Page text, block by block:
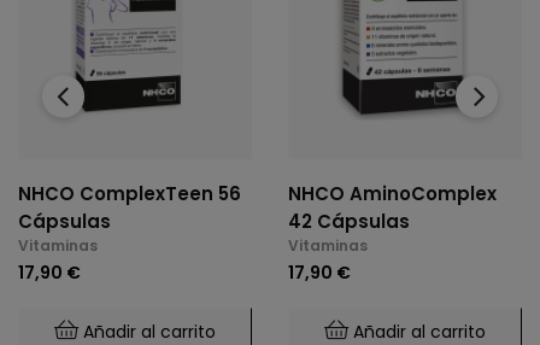
NHCO ComplexTeen 56
Cápsulas
Vitaminas
17,90 €
Añadir al carrito
NHCO AminoComplex
42 Cápsulas
Vitaminas
17,90 €
Añadir al carrito
‹ ›